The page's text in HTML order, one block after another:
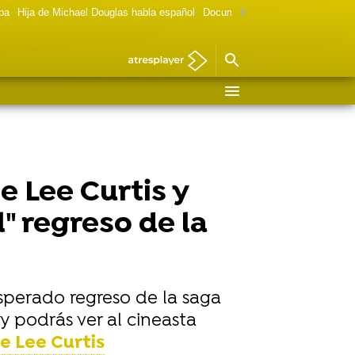
Hija de Michael Douglas habla español Documental Las chicas Gilmore
Lee Curtis y
regreso de la
regreso de la saga
podrás ver al cineasta
Lee Curtis